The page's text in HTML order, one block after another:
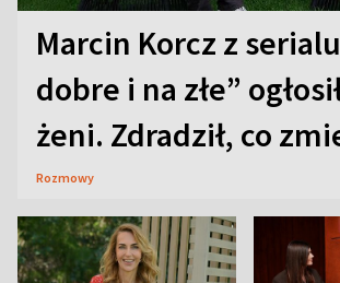
Marcin Korcz z
dobre i na złe”
żeni. Zdradził, co
Rozmowy